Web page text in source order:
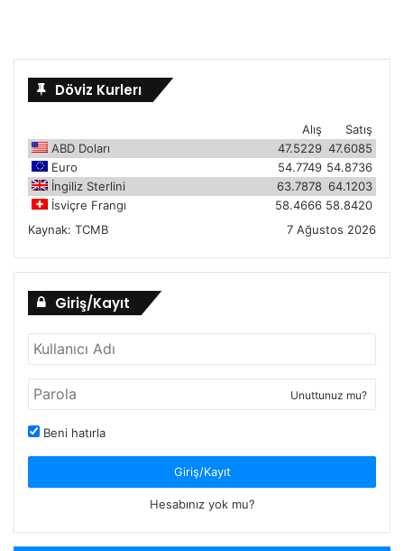
Döviz Kurlerı
Satış
Alış
ABD Doları
47.6085
47.5229
Euro
54.8736
54.7749
İngiliz Sterlini
64.1203
63.7878
İsviçre Frangı
58.8420
58.4666
Kaynak: TCMB 7 Ağustos 2026
Giriş/Kayıt
Unuttunuz mu?
Beni hatırla
Giriş/Kayıt
Hesabınız yok mu?